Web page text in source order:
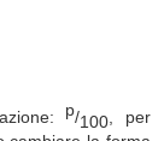
p/100 , per